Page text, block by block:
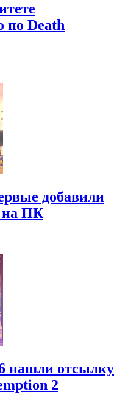
по Death
добавили
на ПК
нашли отсылку
2